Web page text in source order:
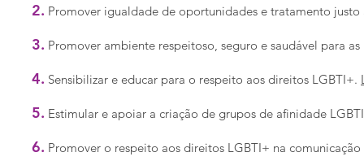
2. Promover igualdade de oportunidades e tratamento justo
3. Promover ambiente respeitoso, seguro e saudável para
4. Sensibilizar e educar para o respeito aos direitos LGBTI+.
5. Estimular e apoiar a criação de grupos de afinidade
6. Promover o respeito aos direitos LGBTI+ na